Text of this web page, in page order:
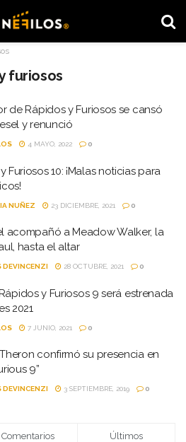
furiosos
de Rápidos y Furiosos se cansó
y renunció
4 MAYO, 2022 0
Furiosos 10: ¡Malas noticias para
NUÑEZ 23 DICIEMBRE, 2021 0
acompañó a Meadow Walker, la
hasta el altar
DEVINCENZI 28 OCTUBRE, 2021 0
y Furiosos 9 será estrenada
2021
7 JUNIO, 2021 0
confirmó su presencia en
9”
DEVINCENZI 3 SEPTIEMBRE, 2019 0
Comentarios Últimos